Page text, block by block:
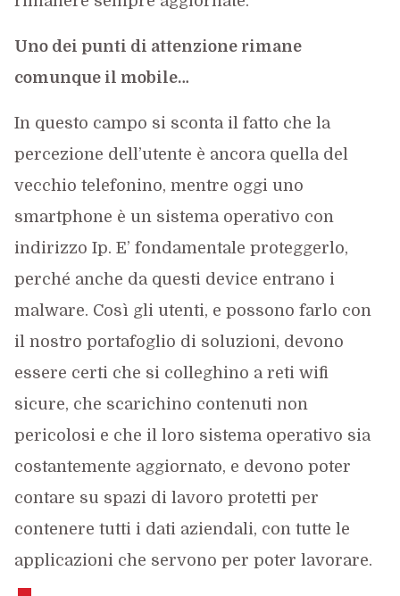
Uno dei punti di attenzione rimane
comunque il mobile…
In questo campo si sconta il fatto che la
percezione dell’utente è ancora quella del
vecchio telefonino, mentre oggi uno
smartphone è un sistema operativo con
indirizzo Ip. E’ fondamentale proteggerlo,
perché anche da questi device entrano i
malware. Così gli utenti, e possono farlo con
il nostro portafoglio di soluzioni, devono
essere certi che si colleghino a reti wifi
sicure, che scarichino contenuti non
pericolosi e che il loro sistema operativo sia
costantemente aggiornato, e devono poter
contare su spazi di lavoro protetti per
contenere tutti i dati aziendali, con tutte le
applicazioni che servono per poter lavorare.